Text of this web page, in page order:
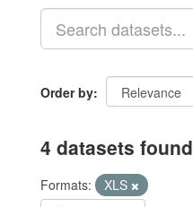
Order by
4 datasets found
Formats:
XLS